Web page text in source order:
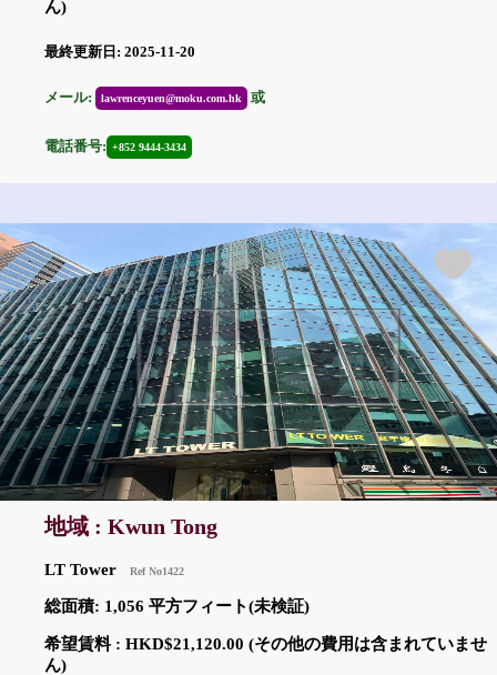
ん)
最終更新日: 2025-11-20
メール: lawrenceyuen@moku.com.hk 或
電話番号: +852 9444-3434
地域 : Kwun Tong
LT Tower Ref No1422
総面積: 1,056 平方フィート(未検証)
希望賃料 : HKD$21,120.00 (その他の費用は含まれていませ
ん)